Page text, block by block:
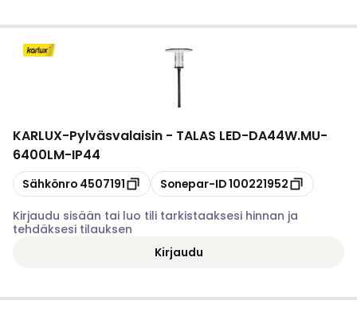
KARLUX-Pylväsvalaisin - TALAS LED-DA44W.MU-
6400LM-IP44
Kopioi
Sähkönro 4507191 Kopioi
Sonepar-ID100221952
Kirjaudu sisään tai luo tili tarkistaaksesi hinnan ja
tehdäksesi tilauksen
Kirjaudu